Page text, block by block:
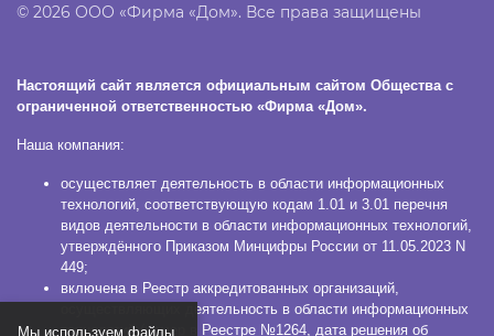
© 2026 ООО «Фирма «Дом». Все права защищены
Настоящий сайт является официальным сайтом Общества с
ограниченной ответственностью «Фирма «Дом».
Наша компания:
осуществляет деятельность в области информационных
технологий, соответствующую кодам 1.01 и 3.01 перечня
видов деятельности в области информационных технологий,
утверждённого Приказом Минцифры России от 11.05.2023 N
449;
включена в Реестр аккредитованных организаций,
осуществляющих деятельность в области информационных
технологий (номер в Реестре №1264, дата решения об
Мы используем файлы